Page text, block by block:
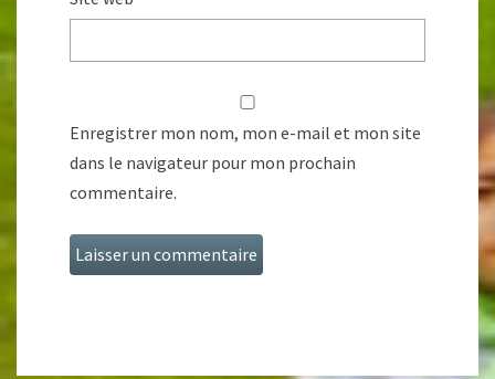
Enregistrer mon nom, mon e-mail et mon site
dans le navigateur pour mon prochain
commentaire.